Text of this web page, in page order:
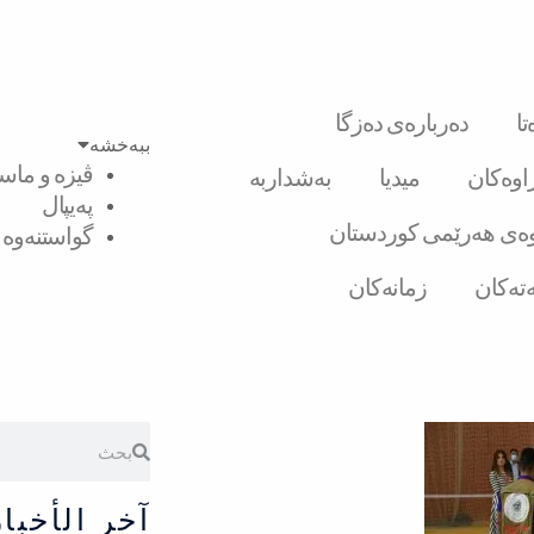
دەربارەی دەزگا
میدیا
بەشداربە
هەرێمی کوردستان
زمانەکان
ببەخشە
ڤیزە و
پەیپال
گواستنەوە
آخر